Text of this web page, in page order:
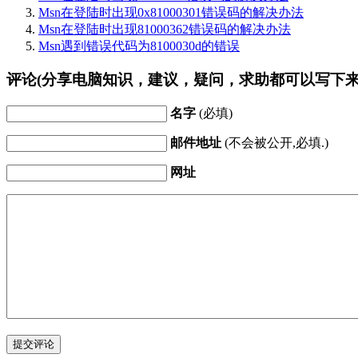
Msn在登陆时出现0x81000301错误码的解决办法
Msn在登陆时出现81000362错误码的解决办法
Msn遇到错误代码为8100030d的错误
评论(分享电脑知识，建议，疑问，求助都可以写下
名字 (必填)
邮件地址 (不会被公开,必填.)
网址